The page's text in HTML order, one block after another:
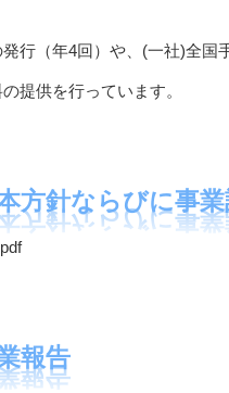
行（年4回）や、(一社)全
提供を行っています。
方針ならびに事
報告